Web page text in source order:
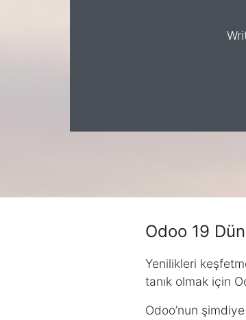
Odoo 19
Yenilikleri
tanık olmak için
Odoo’nun